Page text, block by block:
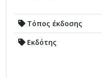
Τόπος έκδοσης
Εκδότης